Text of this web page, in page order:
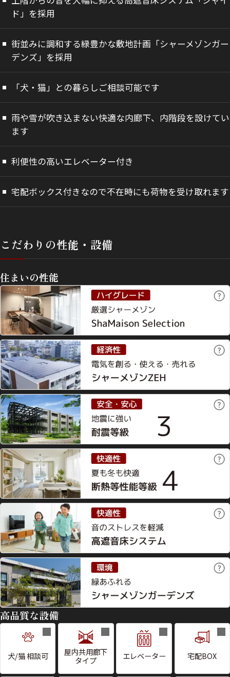
ド」を採用
街並みに調和する緑豊かな敷地計画「シャーメゾンガー
デンズ」を採用
「犬・猫」との暮らしご相談可能です
雨や雪が吹き込まない快適な内廊下、内階段を設けてい
ます
利便性の高いエレベーター付き
宅配ボックス付きなので不在時にも荷物を受け取れます
こだわりの性能・設備
住まいの性能
高品質な設備
犬/猫 相談可
屋内共用廊下
タイプ
エレベーター 宅配BOX